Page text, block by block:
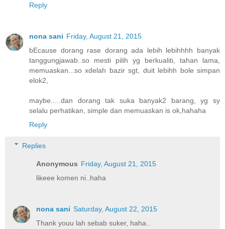
Reply
nona sani Friday, August 21, 2015
bEcause dorang rase dorang ada lebih lebihhhh banyak
tanggungjawab..so mesti pilih yg berkualiti, tahan lama,
memuaskan...so xdelah bazir sgt, duit lebihh bole simpan
elok2,
maybe.....dan dorang tak suka banyak2 barang, yg sy
selalu perhatikan, simple dan memuaskan is ok,hahaha
Reply
Replies
Anonymous Friday, August 21, 2015
likeee komen ni..haha
nona sani Saturday, August 22, 2015
Thank youu lah sebab suker, haha..